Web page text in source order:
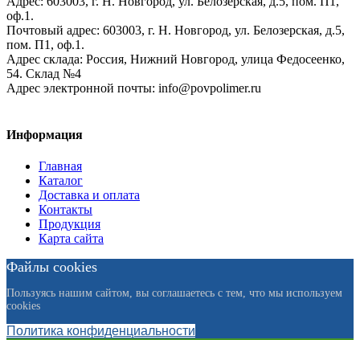
оф.1.
Почтовый адрес: 603003, г. Н. Новгород, ул. Белозерская, д.5,
пом. П1, оф.1.
Адрес склада: Россия, Нижний Новгород, улица Федосеенко,
54. Склад №4
Адрес электронной почты: info@povpolimer.ru
Информация
Главная
Каталог
Доставка и оплата
Контакты
Продукция
Карта сайта
Файлы cookies
Пользуясь нашим сайтом, вы соглашаетесь с тем, что мы используем
cookies
Политика конфиденциальности